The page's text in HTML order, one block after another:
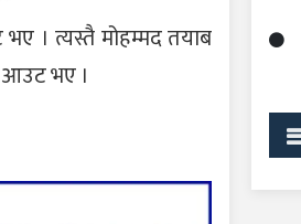
। त्यस्तै मोहम्मद तयाब
आउट भए ।